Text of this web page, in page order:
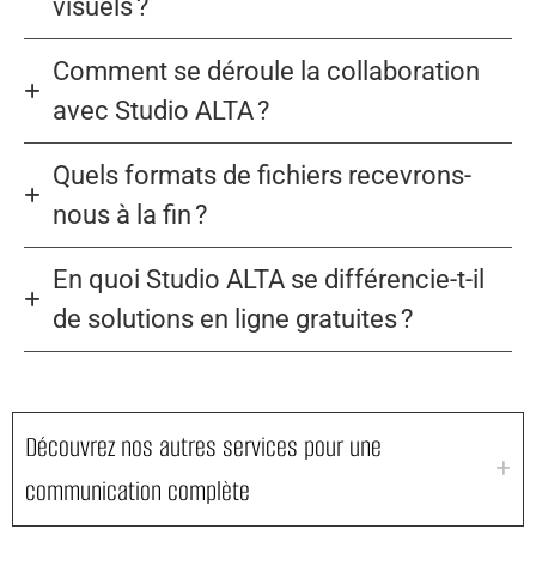
visuels ?
Comment se déroule la collaboration
avec Studio ALTA ?
Quels formats de fichiers recevrons-
nous à la fin ?
En quoi Studio ALTA se différencie-t-il
de solutions en ligne gratuites ?
Découvrez nos autres services pour une
communication complète